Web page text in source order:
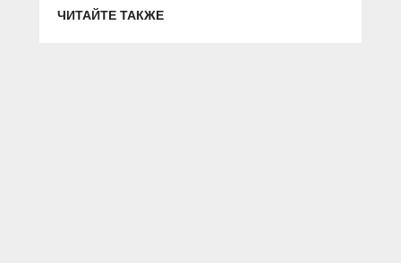
ЧИТАЙТЕ ТАКЖЕ